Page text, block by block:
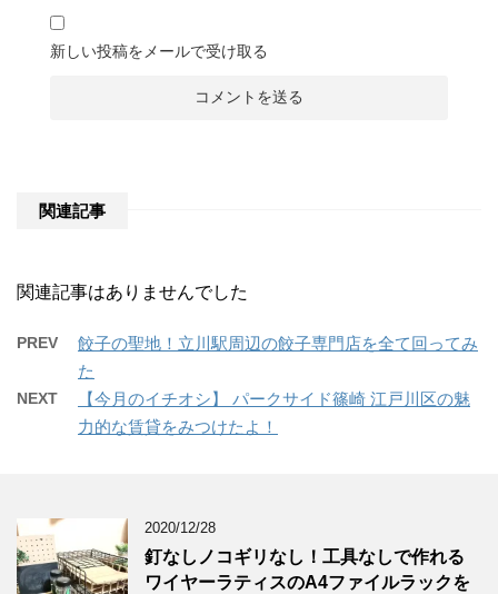
新しい投稿をメールで受け取る
関連記事
関連記事はありませんでした
PREV
餃子の聖地！立川駅周辺の餃子専門店を全て回ってみ
た
NEXT
【今月のイチオシ】 パークサイド篠崎 江戸川区の魅
力的な賃貸をみつけたよ！
2020/12/28
釘なしノコギリなし！工具なしで作れる
ワイヤーラティスのA4ファイルラックを